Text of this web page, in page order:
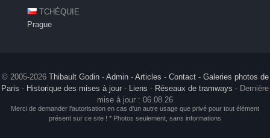
TCHÉQUIE
Prague
© 2005-2026 Thibault Godin- Admin- Articles - Contact- Galeries photos de
Paris - Historique des mises à jour - Liens - Réseaux de tramways - Dernière
mise à jour : 06.08.26
Merci de demander l'autorisation en cas d'un autre usage que privé pour tout élément
présent sur ce site ! * Photos seulement, sans informations